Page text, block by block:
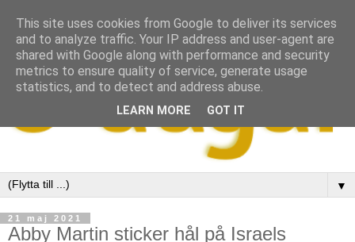
▼
21 maj 2021
Abby Martin sticker hål på Israels
This site uses cookies from Google to deliver its services
and to analyze traffic. Your IP address and user-agent are
shared with Google along with performance and security
metrics to ensure quality of service, generate usage
statistics, and to detect and address abuse.
LEARN MORE GOT IT